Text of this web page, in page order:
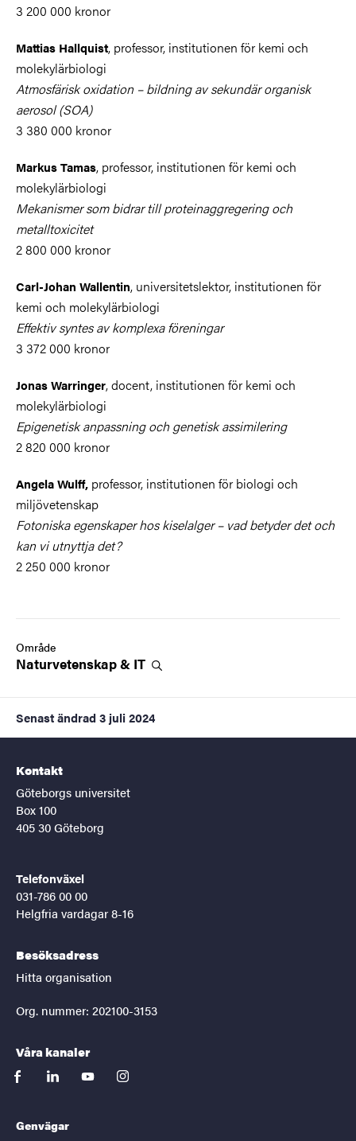
3 200 000 kronor
Mattias Hallquist, professor, institutionen för kemi och
molekylärbiologi
Atmosfärisk oxidation – bildning av sekundär organisk
aerosol (SOA)
3 380 000 kronor
Markus Tamas, professor, institutionen för kemi och
molekylärbiologi
Mekanismer som bidrar till proteinaggregering och
metalltoxicitet
2 800 000 kronor
Carl-Johan Wallentin, universitetslektor, institutionen för
kemi och molekylärbiologi
Effektiv syntes av komplexa föreningar
3 372 000 kronor
Jonas Warringer, docent, institutionen för kemi och
molekylärbiologi
Epigenetisk anpassning och genetisk assimilering
2 820 000 kronor
Angela Wulff, professor, institutionen för biologi och
miljövetenskap
Fotoniska egenskaper hos kiselalger – vad betyder det och
kan vi utnyttja det?
2 250 000 kronor
Område
Naturvetenskap & IT
Senast ändrad 3 juli 2024
Kontakt
Göteborgs universitet
Box 100
405 30 Göteborg
Telefonväxel
031-786 00 00
Helgfria vardagar 8-16
Besöksadress
Hitta organisation
Org. nummer: 202100-3153
Våra kanaler
facebooklinkedinyoutubeinstagram
Genvägar